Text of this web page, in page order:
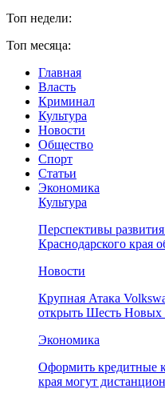
Топ недели:
Топ месяца:
Главная
Власть
Криминал
Культура
Новости
Общество
Спорт
Статьи
Экономика
Культура
Перспективы развития
Краснодарского края
Новости
Крупная Атака
открыть Шесть Новых
Экономика
Оформить кредитные
края могут